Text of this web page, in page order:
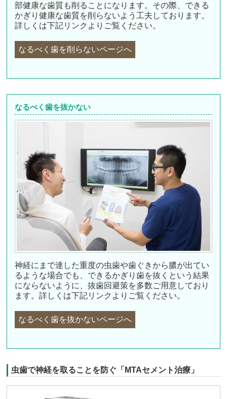
部健康な歯質も削ることになります。その際、できる
かぎり健康な歯質を削らないよう工夫しております。
詳しくは下記リンクよりご覧ください。
なるべく歯を削らないページへ
なるべく歯を抜かない
神経にまで達した重度の虫歯や歯ぐきから膿が出てい
るような場合でも、できるかぎり歯を抜くという結果
にならないように、抜歯回避策を多数ご用意しており
ます。詳しくは下記リンクよりご覧ください。
なるべく歯を抜かないページへ
虫歯で神経を取ることを防ぐ「MTAセメント治療」